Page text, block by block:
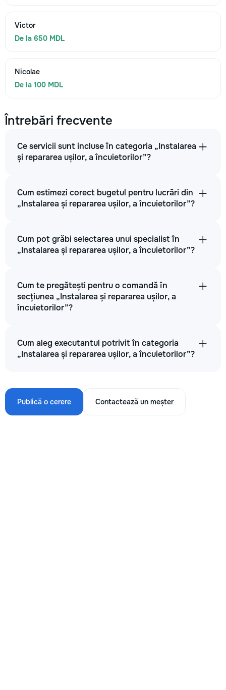
Victor
De la 650 MDL
Nicolae
De la 100 MDL
Întrebări frecvente
Ce servicii sunt incluse în categoria „Instalarea
și repararea ușilor, a încuietorilor”?
Cum estimezi corect bugetul pentru lucrări din
„Instalarea și repararea ușilor, a încuietorilor”?
Cum pot grăbi selectarea unui specialist în
„Instalarea și repararea ușilor, a încuietorilor”?
Cum te pregătești pentru o comandă în
secțiunea „Instalarea și repararea ușilor, a
încuietorilor”?
Cum aleg executantul potrivit în categoria
„Instalarea și repararea ușilor, a încuietorilor”?
Publică o cerere Contactează un meșter